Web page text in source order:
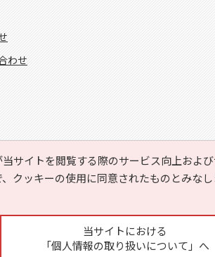
サイトを閲覧する際のサービス向上およ
クッキーの使用に同意されたものとみなし
当サイトにおける
「個人情報の取り扱いについて」へ
わせ
Copyright ©